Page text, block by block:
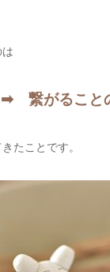
繋がること
たことです。